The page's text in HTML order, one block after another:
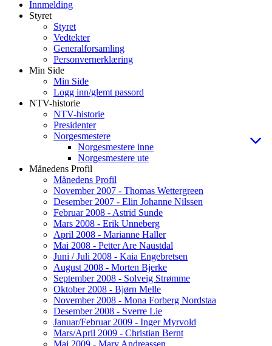
Innmelding
Styret
Styret
Vedtekter
Generalforsamling
Personvernerklæring
Min Side
Min Side
Logg inn/glemt passord
NTV-historie
NTV-historie
Presidenter
Norgesmestere
Norgesmestere inne
Norgesmestere ute
Månedens Profil
Månedens Profil
November 2007 - Thomas Wettergreen
Desember 2007 - Elin Johanne Nilssen
Februar 2008 - Astrid Sunde
Mars 2008 - Erik Unneberg
April 2008 - Marianne Haller
Mai 2008 - Petter Are Naustdal
Juni / Juli 2008 - Kaia Engebretsen
August 2008 - Morten Bjerke
September 2008 - Solveig Strømme
Oktober 2008 - Bjørn Melle
November 2008 - Mona Forberg Nordstaa
Desember 2008 - Sverre Lie
Januar/Februar 2009 - Inger Myrvold
Mars/April 2009 - Christian Bernt
Mai 2009 - Mary Andreassen